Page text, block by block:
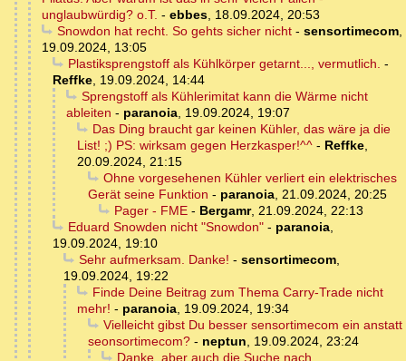
unglaubwürdig? o.T. - ebbes, 18.09.2024, 20:53
Snowdon hat recht. So gehts sicher nicht- sensortimecom,
19.09.2024, 13:05
Plastiksprengstoff als Kühlkörper getarnt..., vermutlich. -
Reffke, 19.09.2024, 14:44
Sprengstoff als Kühlerimitat kann die Wärme nicht
ableiten - paranoia, 19.09.2024, 19:07
Das Ding braucht gar keinen Kühler, das wäre ja die
List! ;) PS: wirksam gegen Herzkasper!^^ - Reffke,
20.09.2024, 21:15
Ohne vorgesehenen Kühler verliert ein elektrisches
Gerät seine Funktion - paranoia, 21.09.2024, 20:25
Pager - FME- Bergamr, 21.09.2024, 22:13
Eduard Snowden nicht "Snowdon"- paranoia,
19.09.2024, 19:10
Sehr aufmerksam. Danke! - sensortimecom,
19.09.2024, 19:22
Finde Deine Beitrag zum Thema Carry-Trade nicht
mehr! - paranoia, 19.09.2024, 19:34
Vielleicht gibst Du besser sensortimecom ein anstatt
seonsortimecom? - neptun, 19.09.2024, 23:24
Danke, aber auch die Suche nach